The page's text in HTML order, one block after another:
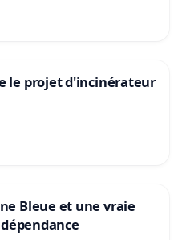
le projet d'incinérateur
Bleue et une vraie